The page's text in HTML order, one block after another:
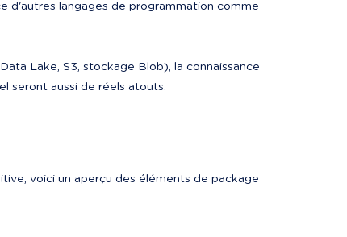
d'autres langages de programmation comme
Lake, S3, stockage Blob), la connaissance
seront aussi de réels atouts.
voici un aperçu des éléments de package